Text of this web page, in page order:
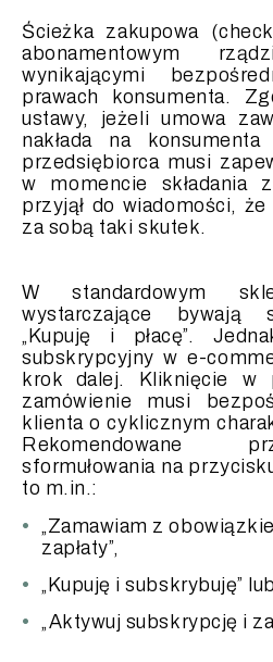
Ścieżka zakupowa
abonamentowym
wynikającymi
prawach konsumenta.
ustawy, jeżeli umowa
nakłada na konsumenta
przedsiębiorca musi
w momencie składania
przyjął do wiadomości,
za sobą taki skutek.
W standardowym
wystarczające bywają
„Kupuję i płacę”.
subskrypcyjny w e-
krok dalej. Kliknięcie w
zamówienie musi
klienta o cyklicznym
Rekomendowane
sformułowania na
to m.in.:
„Zamawiam z
zapłaty”,
„Kupuję i subskrybuję” lub
„Aktywuj subskrypcję i